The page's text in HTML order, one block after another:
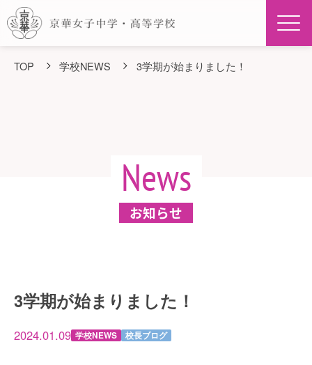
TOP 学校NEWS 3学期が始まりました！
News
お知らせ
3学期が始まりました！
2024.01.09 学校NEWS 校長ブログ